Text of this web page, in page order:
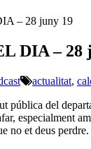
– 28 juny 19
DIA – 28
actualitat,
pública del
especialment
no et deus perdre.